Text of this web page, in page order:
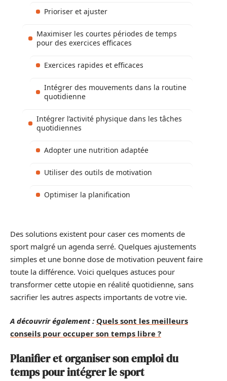
Prioriser et ajuster
Maximiser les courtes périodes de temps
pour des exercices efficaces
Exercices rapides et efficaces
Intégrer des mouvements dans la routine
quotidienne
Intégrer l’activité physique dans les tâches
quotidiennes
Adopter une nutrition adaptée
Utiliser des outils de motivation
Optimiser la planification
Des solutions existent pour caser ces moments de
sport malgré un agenda serré. Quelques ajustements
simples et une bonne dose de motivation peuvent faire
toute la différence. Voici quelques astuces pour
transformer cette utopie en réalité quotidienne, sans
sacrifier les autres aspects importants de votre vie.
A découvrir également : Quels sont les meilleurs
conseils pour occuper son temps libre ?
Planifier et organiser son emploi du
temps pour intégrer le sport